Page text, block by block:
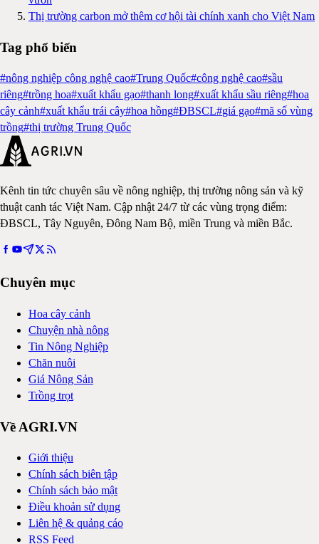
Thị trường carbon mở thêm cơ hội tài chính xanh cho Việt Nam
Tag phổ biến
#nông nghiệp công nghệ cao#Trung Quốc#công nghệ cao#sầu
riêng#trồng hoa#xuất khẩu gạo#thanh long#xuất khẩu sầu riêng#hoa
cây cảnh#xuất khẩu trái cây#hoa hồng#ĐBSCL#giá gạo#mã số vùng
trồng#thị trường Trung Quốc
Kênh tin tức chuyên sâu về nông nghiệp, thị trường nông sản và kỹ
thuật canh tác Việt Nam. Cập nhật 24/7 từ các vùng trọng điểm:
ĐBSCL, Tây Nguyên, Đông Nam Bộ, miền Trung và miền Bắc.
Chuyên mục
Hoa cây cảnh
Chuyện nhà nông
Tin Nông Nghiệp
Chăn nuôi
Giá Nông Sản
Trồng trọt
Về AGRI.VN
Giới thiệu
Chính sách biên tập
Chính sách bảo mật
Điều khoản sử dụng
Liên hệ & quảng cáo
RSS Feed